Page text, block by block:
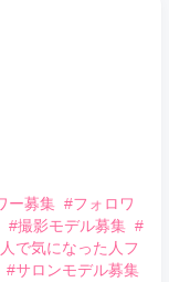
ー募集 #フォロワ
#撮影モデル募集 #
で気になった人フ
#サロンモデル募集